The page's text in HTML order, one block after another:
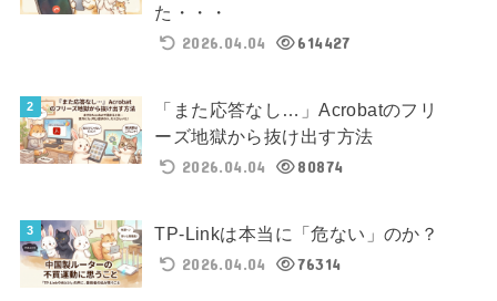
た・・・
2026.04.04
614427
「また応答なし…」Acrobatのフリ
ーズ地獄から抜け出す方法
2026.04.04
80874
TP-Linkは本当に「危ない」のか？
2026.04.04
76314